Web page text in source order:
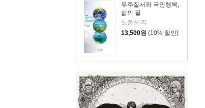
우주질서와 국민행복,
삶의 질
노춘희 저
13,500원 (10% 할인)